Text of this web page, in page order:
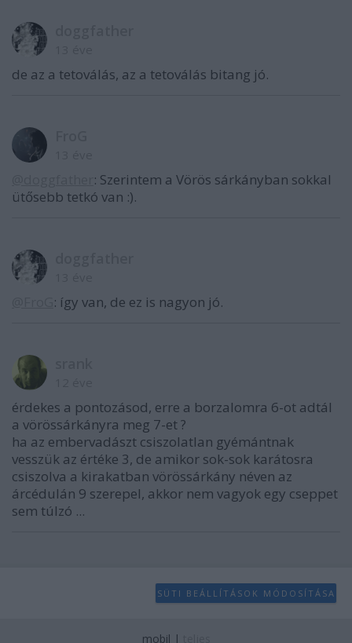
de az a tetoválás, az a tetoválás bitang jó.
: Szerintem a Vörös sárkányban sokkal
ütősebb tetkó van :).
: így van, de ez is nagyon jó.
érdekes a pontozásod, erre a borzalomra 6-ot adtál
a vörössárkányra meg 7-et ?
ha az embervadászt csiszolatlan gyémántnak
vesszük az értéke 3, de amikor sok-sok karátosra
csiszolva a kirakatban vörössárkány néven az
árcédulán 9 szerepel, akkor nem vagyok egy cseppet
sem túlzó ...
SÜTI BEÁLLÍTÁSOK MÓDOSÍTÁSA
mobil |